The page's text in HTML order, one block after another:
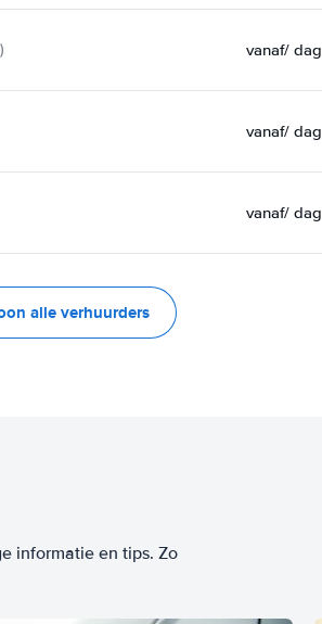
vanaf/ dag
vanaf/ dag
vanaf/ dag
alle verhuurders
informatie en tips. Zo